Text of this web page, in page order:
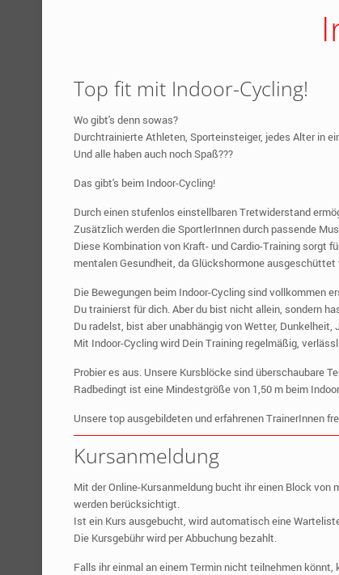
Top fit mit Indoor-Cycling!
Wo gibt's denn sowas?
Durchtrainierte Athleten, Sporteinsteiger, jedes Alter in
Und alle haben auch noch Spaß???
Das gibt's beim Indoor-Cycling!
Durch einen stufenlos einstellbaren Tretwiderstand
Zusätzlich werden die SportlerInnen durch passende
Diese Kombination von Kraft- und Cardio-Training sorgt
mentalen Gesundheit, da Glückshormone ausgeschüttet
Die Bewegungen beim Indoor-Cycling sind vollkommen
Du trainierst für dich. Aber du bist nicht allein, sondern
Du radelst, bist aber unabhängig von Wetter,
Mit Indoor-Cycling wird Dein Training regelmäßig,
Probier es aus. Unsere Kursblöcke sind überschaubare
Radbedingt ist eine Mindestgröße von 1,50 m beim
Unsere top ausgebildeten und erfahrenen TrainerInnen
Kursanmeldung
Mit der Online-Kursanmeldung bucht ihr einen Block
werden berücksichtigt.
Ist ein Kurs ausgebucht, wird automatisch eine
Die Kursgebühr wird per Abbuchung bezahlt.
Falls ihr einmal an einem Termin nicht teilnehmen